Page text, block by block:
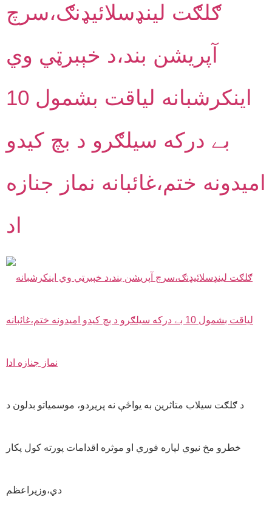
ګلګت لينډسلائيډنګ،سرچ
آپريشن بند،د خېبرټي وي
اينکرشبانه لياقت بشمول 10
بے درکه سيلګرو د بچ کيدو
اميدونه ختم،غائبانه نماز جنازه
اد
د ګلګت سيلاب متاثرين به يواځې نه پريږدو، موسمياتو بدلون د
خطرو مخ نيوي لپاره فوري او موثره اقدامات پورته کول پکار
دي،وزيراعظم